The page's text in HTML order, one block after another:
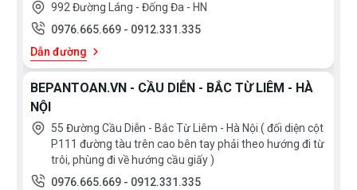
Vì sao nên mua bếp từ Eurosun EU-T256 Plus
tại Bếp An Toàn ?
Bếp từ Eurosun EU-T256 Plus với rất nhiều ưu điểm
như vậy chắc chắc sẽ được lòng các bà nội trợ bởi
992 Đường Láng - Đống Đa - HN
0976.665.669 - 0912.331.335
Dẫn đường
BEPANTOAN.VN - CẦU DIỄN - BẮC TỪ LIÊM - HÀ
NỘI
55 Đường Cầu Diễn - Bắc Từ Liêm - Hà Nội ( đối diện cột
P111 đường tàu trên cao bên tay phải theo hướng đi từ
trôi, phùng đi về hướng cầu giấy )
0976.665.669 - 0912.331.335